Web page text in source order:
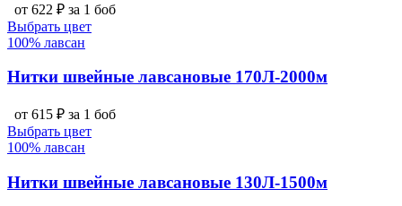
от 622 ₽ за 1 боб
Выбрать цвет
100% лавсан
Нитки швейные лавсановые 170Л-2000м
от 615 ₽ за 1 боб
Выбрать цвет
100% лавсан
Нитки швейные лавсановые 130Л-1500м